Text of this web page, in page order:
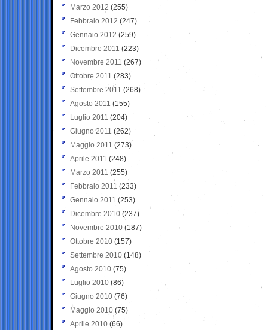
Marzo 2012 (255)
Febbraio 2012 (247)
Gennaio 2012 (259)
Dicembre 2011 (223)
Novembre 2011 (267)
Ottobre 2011 (283)
Settembre 2011 (268)
Agosto 2011 (155)
Luglio 2011 (204)
Giugno 2011 (262)
Maggio 2011 (273)
Aprile 2011 (248)
Marzo 2011 (255)
Febbraio 2011 (233)
Gennaio 2011 (253)
Dicembre 2010 (237)
Novembre 2010 (187)
Ottobre 2010 (157)
Settembre 2010 (148)
Agosto 2010 (75)
Luglio 2010 (86)
Giugno 2010 (76)
Maggio 2010 (75)
Aprile 2010 (66)